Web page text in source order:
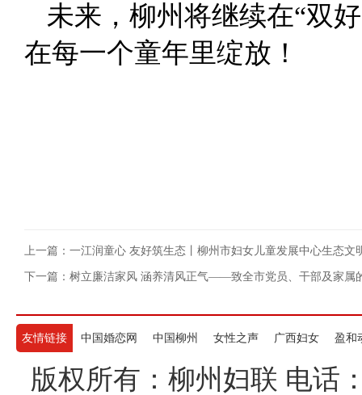
未来，柳州将继续在“双
在每一个童年里绽放！
上一篇：一江润童心 友好筑生态丨柳州市妇女儿童发展中心生态文
下一篇：树立廉洁家风 涵养清风正气——致全市党员、干部及家属
友情链接 中国婚恋网 中国柳州 女性之声 广西妇女 盈和
版权所有：柳州妇联 电话